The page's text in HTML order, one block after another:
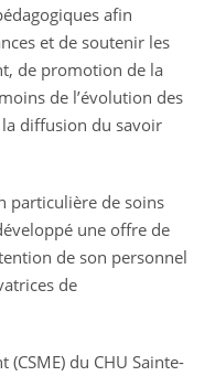
afin
et de soutenir les
de promotion de la
de l’évolution des
diffusion du savoir
particulière de soins
une offre de
de son personnel
de
du CHU Sainte-